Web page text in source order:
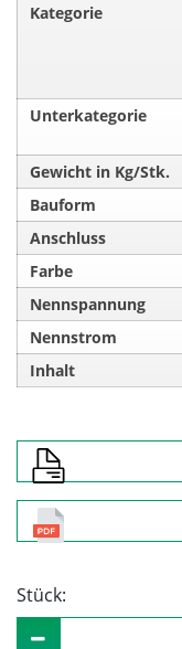
Kategorie
Unterkategorie
Gewicht in Kg/Stk.
Bauform
Anschluss
Farbe
Nennspannung
Nennstrom
Inhalt
Stück: